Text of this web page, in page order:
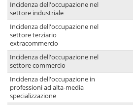
Incidenza dell'occupazione nel
settore industriale
Incidenza dell'occupazione nel
settore terziario
extracommercio
Incidenza dell'occupazione nel
settore commercio
Incidenza dell'occupazione in
professioni ad alta-media
specializzazione